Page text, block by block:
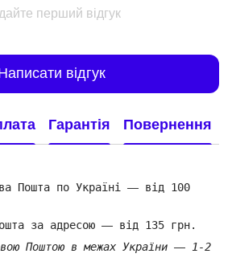
перший відгук
відгук
Гарантія Повернення
Пошта по Україні — від 100
за адресою — від 135 грн.
Поштою в межах України — 1-2